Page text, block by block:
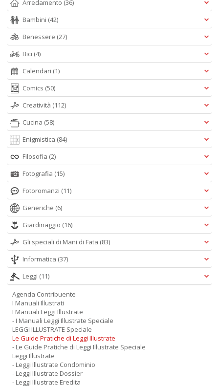
Arredamento (36)
Bambini (42)
Benessere (27)
Bici (4)
Calendari (1)
Comics (50)
Creatività (112)
Cucina (58)
Enigmistica (84)
Filosofia (2)
Fotografia (15)
Fotoromanzi (11)
Generiche (6)
Giardinaggio (16)
Gli speciali di Mani di Fata (83)
Informatica (37)
Leggi (11)
Agenda Contribuente
I Manuali Illustrati
I Manuali Leggi Illustrate
- I Manuali Leggi Illustrate Speciale
LEGGI ILLUSTRATE Speciale
Le Guide Pratiche di Leggi Illustrate
- Le Guide Pratiche di Leggi Illustrate Speciale
Leggi Illustrate
- Leggi Illustrate Condominio
- Leggi Illustrate Dossier
- Leggi Illustrate Eredita